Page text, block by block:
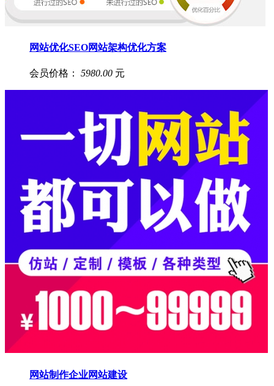
网站优化SEO网站架构优化方案
会员价格： 5980.00 元
网站制作企业网站建设